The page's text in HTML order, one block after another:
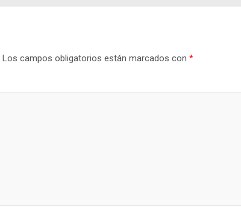
Los campos obligatorios están marcados con *